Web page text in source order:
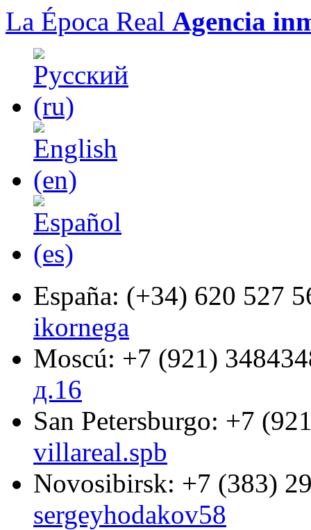
La Época Real Agencia
España: (+34) 620 527
ikornega
Moscú: +7 (921)
д.16
San Petersburgo: +7
villareal.spb
Novosibirsk: +7 (383)
sergeyhodakov58